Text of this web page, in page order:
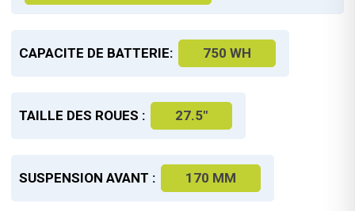
CAPACITE DE BATTERIE: 750 WH
TAILLE DES ROUES : 27.5"
SUSPENSION AVANT : 170 MM